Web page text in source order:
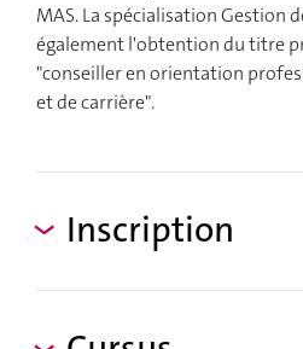
MAS. La spécialisation Gestion
également l'obtention du titre
"conseiller en orientation
et de carrière".
Inscription